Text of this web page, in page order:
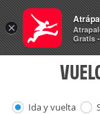
Vuelos
Ida y vuelta
×
Gratis